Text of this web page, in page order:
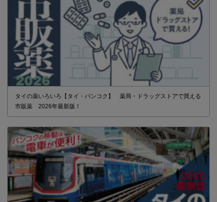
タイの薬いろいろ【タイ・バンコク】 薬局・ドラッグストアで買える
市販薬 2026年最新版！